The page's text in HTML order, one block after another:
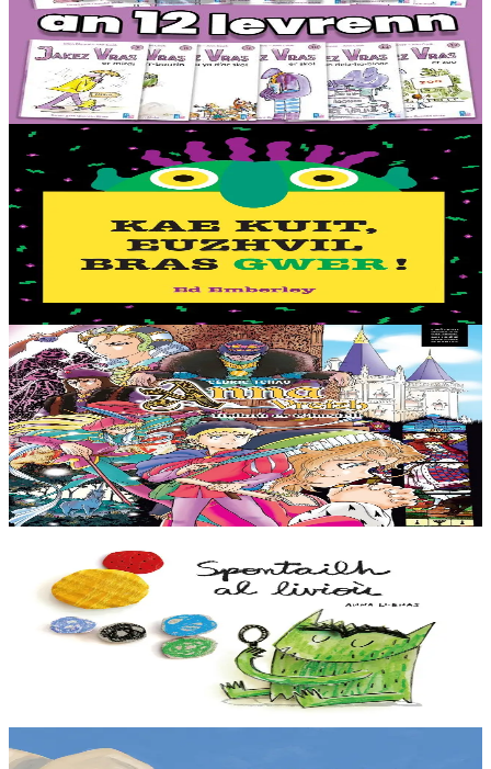
Ur rummad 12 istor bihan aes da lenn an-unan. Buhez pemdeziek
Jakez Vras, ur ramz tost d’ar vugale, kontet gant frazennoù berr ha
gant ur c’heriaoueg diazez....
Er stok44,00 €
2 vloaz hag ouzhpenn
TES
Kae kuit, Euzhvil bras gwer !
Petra en deus ur fri gwer-glazik, dent lemm gwenn, ha daoulagad
bras melen ? Euzhvil Bras Gwer an hini eo ! Arabat bezañ spontet
avat. Tro pajennoù didroc’het...
12,50 €
11 vloaz hag ouzhpenn
TES
Anna Vreizh - Itrikoù er C'hastell
Ur veaj-skol torr-penn adarre, a soñj Gael… Kastell an duged en
Naoned ? Torr-penn ne vo ket avat ! Kaset e vo ar paotr yaouank
dre an amzer gozh gant un teuz...
Er stok12,95 €
Spontailh al livioù
Spontailh al livioù ne oar ket petra a c’hoari gantañ. Graet en deus
meskaj gant e fromadennoù ha bremañ e rank dibunañ ar gudenn a
TES